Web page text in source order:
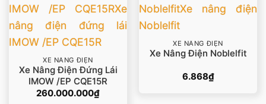
XE NÂNG ĐIỆN
Xe Nâng Điện Đứng Lái
IMOW /EP CQE15R
260.000.000₫
XE NÂNG ĐIỆN
Xe Nâng Điện Noblelfit
6.868₫